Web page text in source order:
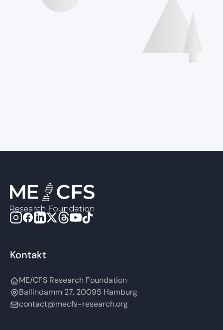
Kontakt
ME/CFS Research Foundation
Ballindamm 27, 20095 Hamburg
contact@mecfs-research.org